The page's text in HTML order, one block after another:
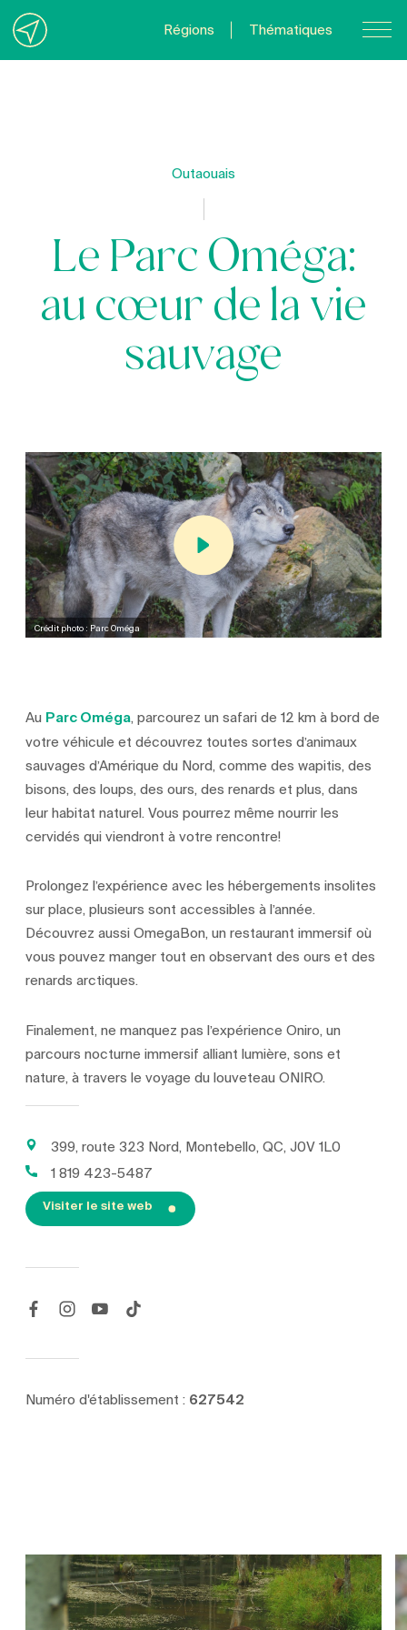
Régions Thématiques
Outaouais
Le Parc Oméga:
au cœur de la vie
sauvage
Crédit photo : Parc Oméga
Au Parc Oméga, parcourez un safari de 12 km à bord de
votre véhicule et découvrez toutes sortes d’animaux
sauvages d’Amérique du Nord, comme des wapitis, des
bisons, des loups, des ours, des renards et plus, dans
leur habitat naturel. Vous pourrez même nourrir les
cervidés qui viendront à votre rencontre!
Prolongez l’expérience avec les hébergements insolites
sur place, plusieurs sont accessibles à l’année.
Découvrez aussi OmegaBon, un restaurant immersif où
vous pouvez manger tout en observant des ours et des
renards arctiques.
Finalement, ne manquez pas l’expérience Oniro, un
parcours nocturne immersif alliant lumière, sons et
nature, à travers le voyage du louveteau ONIRO.
399, route 323 Nord, Montebello, QC, J0V 1L0
1 819 423-5487
Visiter le site web
Numéro d'établissement : 627542